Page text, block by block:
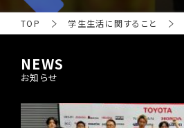
TOP 学生生活に関すること
NEWS
お知らせ